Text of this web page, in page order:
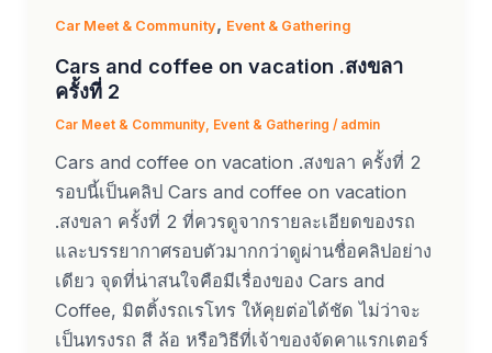
Car Meet & Community, Event & Gathering
Cars and coffee on vacation .สงขลา
ครั้งที่ 2
Car Meet & Community, Event & Gathering / admin
Cars and coffee on vacation .สงขลา ครั้งที่ 2
รอบนี้เป็นคลิป Cars and coffee on vacation
.สงขลา ครั้งที่ 2 ที่ควรดูจากรายละเอียดของรถ
และบรรยากาศรอบตัวมากกว่าดูผ่านชื่อคลิปอย่าง
เดียว จุดที่น่าสนใจคือมีเรื่องของ Cars and
Coffee, มิตติ้งรถเรโทร ให้คุยต่อได้ชัด ไม่ว่าจะ
เป็นทรงรถ สี ล้อ หรือวิธีที่เจ้าของจัดคาแรกเตอร์